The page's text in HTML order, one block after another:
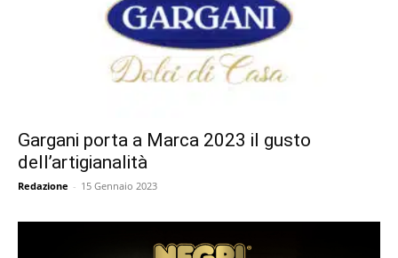
Gargani porta a Marca 2023 il gusto
dell’artigianalità
Redazione - 15 Gennaio 2023